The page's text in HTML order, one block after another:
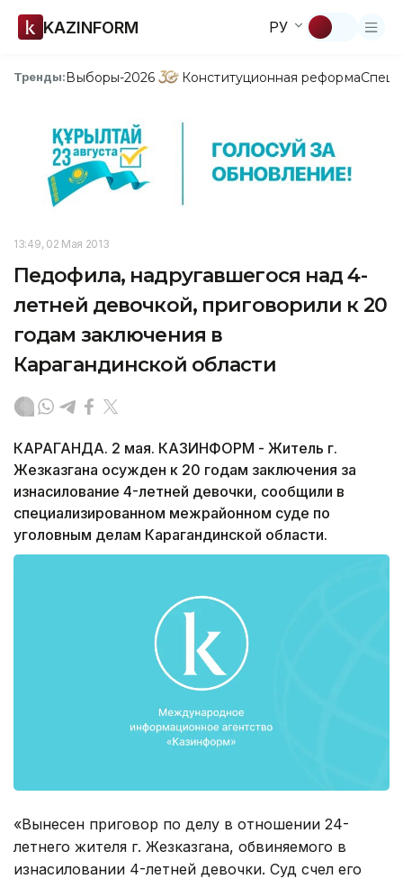
KAZINFORM РУ
Тренды:Выборы-2026 Конституционная реформа
13:49, 02 Мая 2013
Педофила, надругавшегося над 4-
летней девочкой, приговорили к 20
годам заключения в
Карагандинской области
КАРАГАНДА. 2 мая. КАЗИНФОРМ - Житель г.
Жезказгана осужден к 20 годам заключения за
изнасилование 4-летней девочки, сообщили в
специализированном межрайонном суде по
уголовным делам Карагандинской области.
«Вынесен приговор по делу в отношении 24-
летнего жителя г. Жезказгана, обвиняемого в
изнасиловании 4-летней девочки. Суд счел его